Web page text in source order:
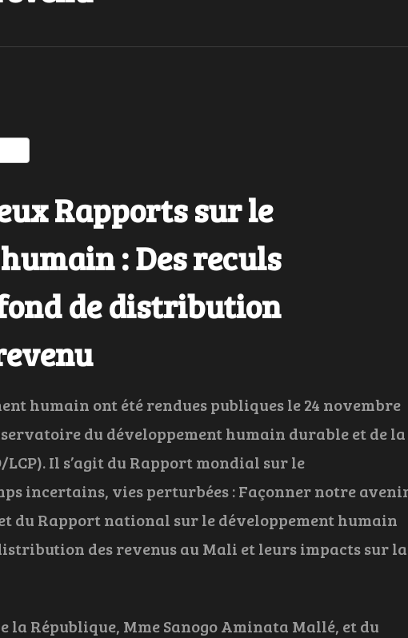
Rapports sur le
: Des reculs
de distribution
humain ont été rendues publiques le 24 novembre
du développement humain durable et de la
Il s’agit du Rapport mondial sur le
incertains, vies perturbées : Façonner notre
du Rapport national sur le développement humain
des revenus au Mali et leurs impacts sur la
la République, Mme Sanogo Aminata Mallé, et du